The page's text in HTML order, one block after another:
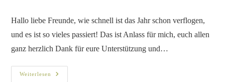
Hallo liebe Freunde, wie schnell ist das Jahr schon verflogen,
und es ist so vieles passiert! Das ist Anlass für mich, euch allen
ganz herzlich Dank für eure Unterstützung und…
Weiterlesen